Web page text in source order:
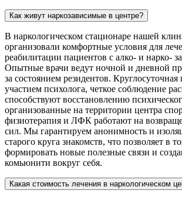
Как живут наркозависимые в центре?
В наркологическом стационаре нашей
организовали комфортные условия для
реабилитации пациентов с алко- и нарко-
Опытные врачи ведут ночной и дневной
за состоянием резидентов.
участием психолога, четкое соблюдение
способствуют восстановлению
организованные на территории центра
физиотерапия и ЛФК работают на
сил. Мы гарантируем анонимность и
старого круга знакомств, что позволяет в
формировать новые полезные связи и
комьюнити вокруг себя.
Какая стоимость лечения в наркологическом